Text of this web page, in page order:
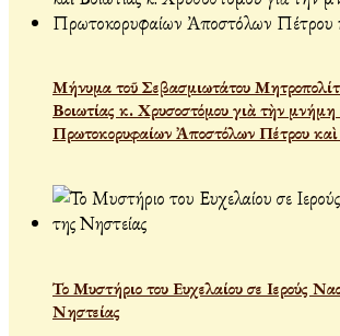
Μήνυμα τοῦ Σεβασμιωτάτου
Βοιωτίας κ. Χρυσοστόμου γιὰ τὴν
Πρωτοκορυφαίων Ἀποστόλων Πέτρου
Το Μυστήριο του Ευχελαίου σε Ιερούς
Νηστείας